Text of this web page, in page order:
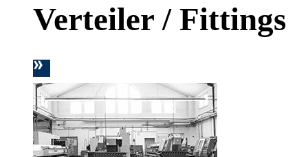
Verteiler / Fittings